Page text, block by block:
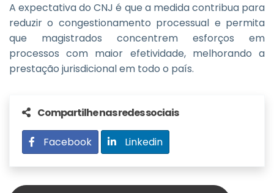
A expectativa do CNJ é que a medida contribua para
reduzir o congestionamento processual e permita
que magistrados concentrem esforços em
processos com maior efetividade, melhorando a
prestação jurisdicional em todo o país.
Compartilhe nas redes sociais
Facebook Linkedin